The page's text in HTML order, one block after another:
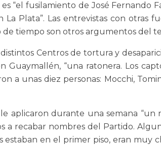
“el fusilamiento de José
Plata”. Las entrevistas con otras
tiempo son otros argumentos del
Centros de tortura y
Guaymallén, “una ratonera. Los
a unas diez personas: Mocchi,
aplicaron durante una semana
a recabar nombres del Partido.
en el primer piso, eran muy